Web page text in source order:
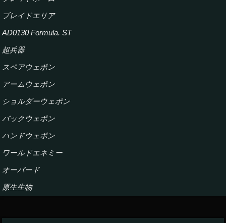
ブレイドエリア
AD0130 Formula. ST
超兵器
スペアウェポン
アームウェポン
ショルダーウェポン
バックウェポン
ハンドウェポン
ワールドエネミー
オーバード
原生生物